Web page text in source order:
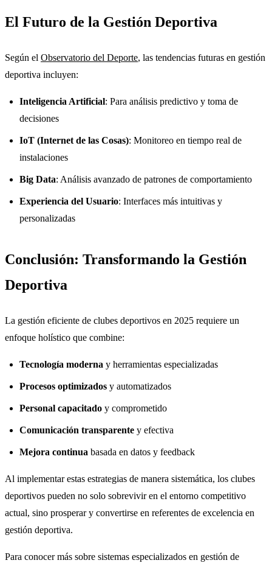
El Futuro de la Gestión Deportiva
Según el Observatorio del Deporte, las tendencias futuras en gestión
deportiva incluyen:
Inteligencia Artificial: Para análisis predictivo y toma de
decisiones
IoT (Internet de las Cosas): Monitoreo en tiempo real de
instalaciones
Big Data: Análisis avanzado de patrones de comportamiento
Experiencia del Usuario: Interfaces más intuitivas y
personalizadas
Conclusión: Transformando la Gestión
Deportiva
La gestión eficiente de clubes deportivos en 2025 requiere un
enfoque holístico que combine:
Tecnología moderna y herramientas especializadas
Procesos optimizados y automatizados
Personal capacitado y comprometido
Comunicación transparente y efectiva
Mejora continua basada en datos y feedback
Al implementar estas estrategias de manera sistemática, los clubes
deportivos pueden no solo sobrevivir en el entorno competitivo
actual, sino prosperar y convertirse en referentes de excelencia en
gestión deportiva.
Para conocer más sobre sistemas especializados en gestión de